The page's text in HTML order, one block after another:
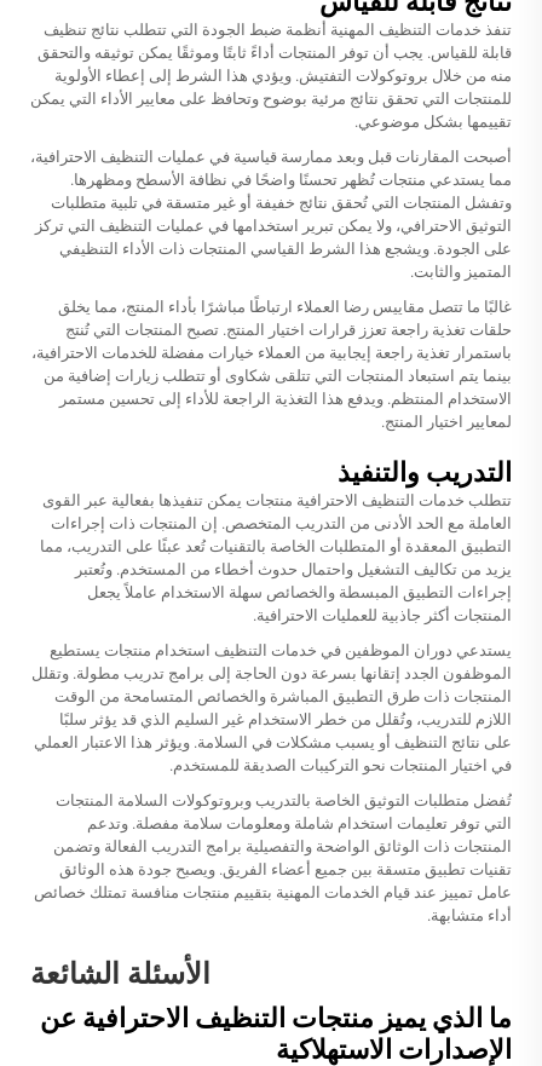
تنفذ خدمات التنظيف المهنية أنظمة ضبط الجودة التي تتطلب نتائج تنظيف
قابلة للقياس. يجب أن توفر المنتجات أداءً ثابتًا وموثقًا يمكن توثيقه والتحقق
منه من خلال بروتوكولات التفتيش. ويؤدي هذا الشرط إلى إعطاء الأولوية
للمنتجات التي تحقق نتائج مرئية بوضوح وتحافظ على معايير الأداء التي يمكن
تقييمها بشكل موضوعي.
أصبحت المقارنات قبل وبعد ممارسة قياسية في عمليات التنظيف الاحترافية،
مما يستدعي منتجات تُظهر تحسنًا واضحًا في نظافة الأسطح ومظهرها.
وتفشل المنتجات التي تُحقق نتائج خفيفة أو غير متسقة في تلبية متطلبات
التوثيق الاحترافي، ولا يمكن تبرير استخدامها في عمليات التنظيف التي تركز
على الجودة. ويشجع هذا الشرط القياسي المنتجات ذات الأداء التنظيفي
المتميز والثابت.
غالبًا ما تتصل مقاييس رضا العملاء ارتباطًا مباشرًا بأداء المنتج، مما يخلق
حلقات تغذية راجعة تعزز قرارات اختيار المنتج. تصبح المنتجات التي تُنتج
باستمرار تغذية راجعة إيجابية من العملاء خيارات مفضلة للخدمات الاحترافية،
بينما يتم استبعاد المنتجات التي تتلقى شكاوى أو تتطلب زيارات إضافية من
الاستخدام المنتظم. ويدفع هذا التغذية الراجعة للأداء إلى تحسين مستمر
لمعايير اختيار المنتج.
التدريب والتنفيذ
تتطلب خدمات التنظيف الاحترافية منتجات يمكن تنفيذها بفعالية عبر القوى
العاملة مع الحد الأدنى من التدريب المتخصص. إن المنتجات ذات إجراءات
التطبيق المعقدة أو المتطلبات الخاصة بالتقنيات تُعد عبئًا على التدريب، مما
يزيد من تكاليف التشغيل واحتمال حدوث أخطاء من المستخدم. وتُعتبر
إجراءات التطبيق المبسطة والخصائص سهلة الاستخدام عاملاً يجعل
المنتجات أكثر جاذبية للعمليات الاحترافية.
يستدعي دوران الموظفين في خدمات التنظيف استخدام منتجات يستطيع
الموظفون الجدد إتقانها بسرعة دون الحاجة إلى برامج تدريب مطولة. وتقلل
المنتجات ذات طرق التطبيق المباشرة والخصائص المتسامحة من الوقت
اللازم للتدريب، وتُقلل من خطر الاستخدام غير السليم الذي قد يؤثر سلبًا
على نتائج التنظيف أو يسبب مشكلات في السلامة. ويؤثر هذا الاعتبار العملي
في اختيار المنتجات نحو التركيبات الصديقة للمستخدم.
تُفضل متطلبات التوثيق الخاصة بالتدريب وبروتوكولات السلامة المنتجات
التي توفر تعليمات استخدام شاملة ومعلومات سلامة مفصلة. وتدعم
المنتجات ذات الوثائق الواضحة والتفصيلية برامج التدريب الفعالة وتضمن
تقنيات تطبيق متسقة بين جميع أعضاء الفريق. ويصبح جودة هذه الوثائق
عامل تمييز عند قيام الخدمات المهنية بتقييم منتجات منافسة تمتلك خصائص
أداء متشابهة.
الأسئلة الشائعة
ما الذي يميز منتجات التنظيف الاحترافية عن
الإصدارات الاستهلاكية